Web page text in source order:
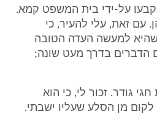
על-ידי בית המשפט קמא.
עם זאת, עלי להעיר, כי
למעשה העדה הטובה
הדברים בדרך מעט שונה;
גודר. זכור לי, כי הוא
מן הסלע שעליו ישבתי.